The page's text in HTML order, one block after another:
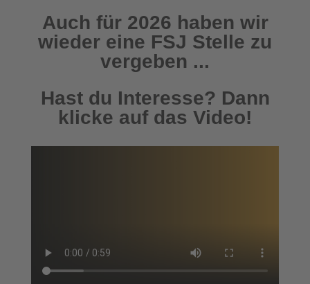
Auch für 2026 haben wir
wieder eine FSJ Stelle zu
vergeben ...
Hast du Interesse? Dann
klicke auf das Video!